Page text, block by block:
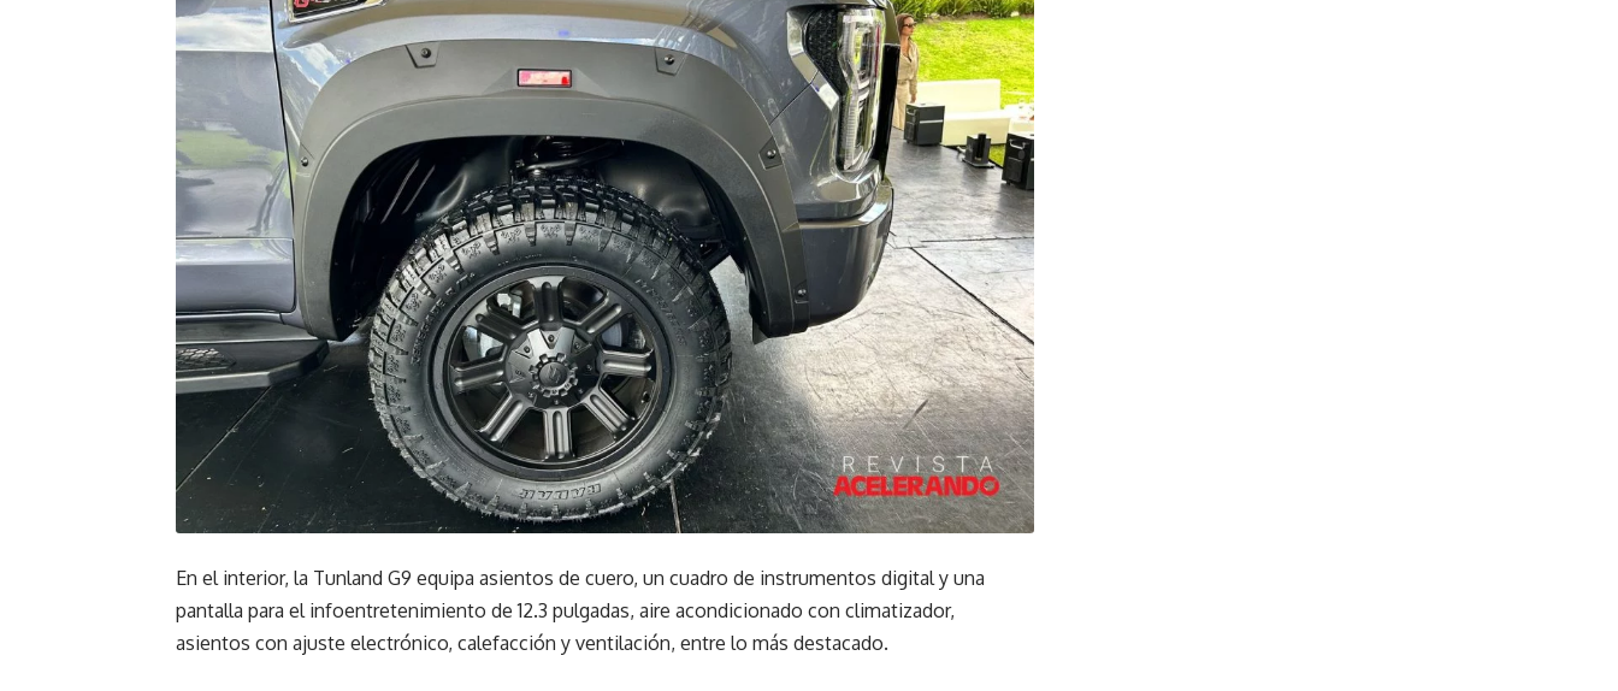
En el interior, la Tunland G9 equipa asientos de cuero, un cuadro de instrumentos digital y una
pantalla para el infoentretenimiento de 12.3 pulgadas, aire acondicionado con climatizador,
asientos con ajuste electrónico, calefacción y ventilación, entre lo más destacado.